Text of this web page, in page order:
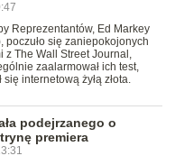
Reprezentantów, Ed Markey
poczuło się zaniepokojonych
z The Wall Street Journal,
zaalarmował ich test,
internetową żyłą złota.
podejrzanego o
premiera